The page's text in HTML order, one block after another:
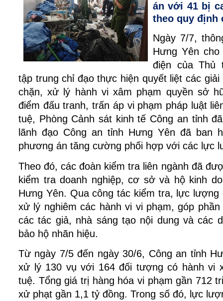
án với 41 bị
theo quy định
Ngày 7/7,
Hưng Yên
điện của Thủ
tập trung chỉ đạo thực hiện quyết liệt các
chặn, xử lý hành vi xâm phạm quyền sở
điểm đấu tranh, trấn áp vi phạm pháp luật
tuệ, Phòng Cảnh sát kinh tế Công an tỉnh
lãnh đạo Công an tỉnh Hưng Yên đã ban
phương án tăng cường phối hợp với các lực
Theo đó, các đoàn kiểm tra liên ngành đã
kiểm tra doanh nghiệp, cơ sở và hộ kinh
Hưng Yên. Qua công tác kiểm tra, lực lượng
xử lý nghiêm các hành vi vi phạm, góp
các tác giả, nhà sáng tạo nội dung và các
bảo hộ nhãn hiệu.
Từ ngày 7/5 đến ngày 30/6, Công an tỉnh
xử lý 130 vụ với 164 đối tượng có hành vi
tuệ. Tổng giá trị hàng hóa vi phạm gần 712
xử phạt gần 1,1 tỷ đồng. Trong số đó, lực